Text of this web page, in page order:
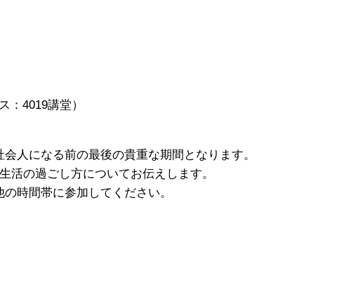
講堂）
人になる前の最後の貴重な期間となります。
の過ごし方についてお伝えします。
時間帯に参加してください。